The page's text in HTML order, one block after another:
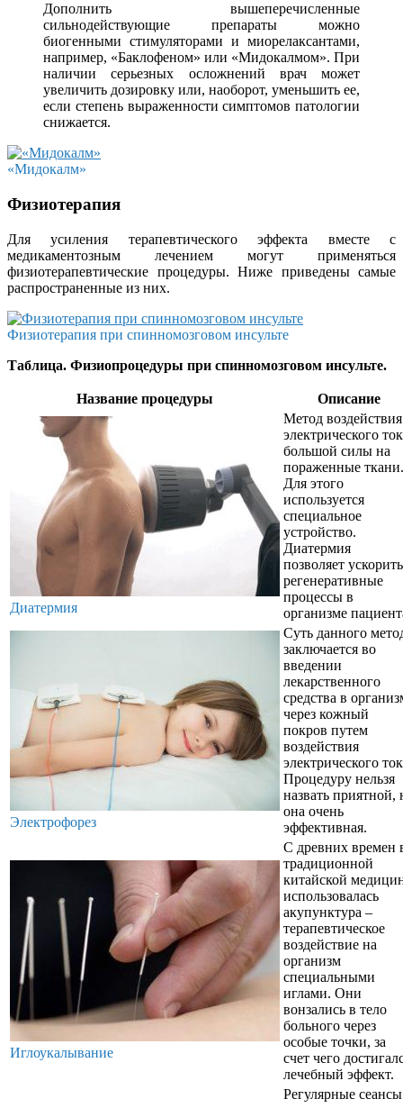
Дополнить вышеперечисленные
сильнодействующие препараты можно
биогенными стимуляторами и миорелаксантами,
например, «Баклофеном» или «Мидокалмом». При
наличии серьезных осложнений врач может
увеличить дозировку или, наоборот, уменьшить ее,
если степень выраженности симптомов патологии
снижается.
«Мидокалм»
Физиотерапия
Для усиления терапевтического эффекта вместе с
медикаментозным лечением могут применяться
физиотерапевтические процедуры. Ниже приведены самые
распространенные из них.
Физиотерапия при спинномозговом инсульте
Таблица. Физиопроцедуры при спинномозговом инсульте.
Название процедуры Описание
Диатермия
Метод воздействия
электрического
большой силы на
пораженные ткани.
Для этого
используется
специальное
устройство.
Диатермия
позволяет ускорить
регенеративные
процессы в
организме
Электрофорез
Суть данного
заключается во
введении
лекарственного
средства в
через кожный
покров путем
воздействия
электрического
Процедуру нельзя
назвать приятной,
она очень
эффективная.
Иглоукалывание
С древних времен
традиционной
китайской
использовалась
акупунктура –
терапевтическое
воздействие на
организм
специальными
иглами. Они
вонзались в тело
больного через
особые точки, за
счет чего
лечебный эффект.
Регулярные сеансы